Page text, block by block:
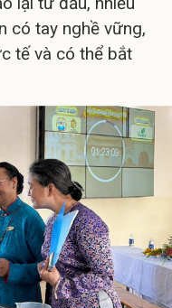
có tay nghề vững,
tế và có thể bắt